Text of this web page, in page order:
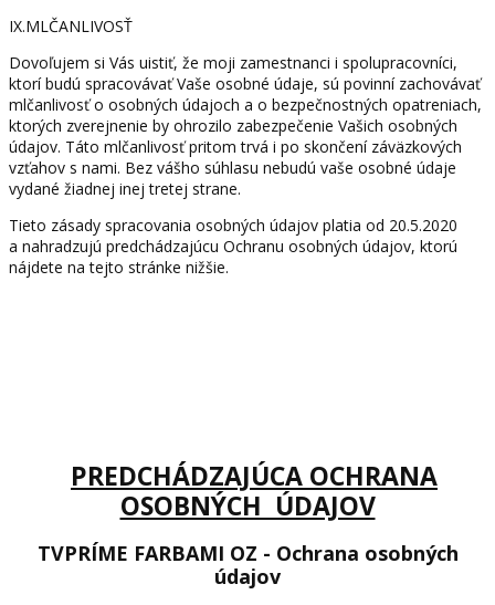
IX.MLČANLIVOSŤ
Dovoľujem si Vás uistiť, že moji zamestnanci i spolupracovníci,
ktorí budú spracovávať Vaše osobné údaje, sú povinní zachovávať
mlčanlivosť o osobných údajoch a o bezpečnostných opatreniach,
ktorých zverejnenie by ohrozilo zabezpečenie Vašich osobných
údajov. Táto mlčanlivosť pritom trvá i po skončení záväzkových
vzťahov s nami. Bez vášho súhlasu nebudú vaše osobné údaje
vydané žiadnej inej tretej strane.
Tieto zásady spracovania osobných údajov platia od 20.5.2020
a nahradzujú predchádzajúcu Ochranu osobných údajov, ktorú
nájdete na tejto stránke nižšie.
PREDCHÁDZAJÚCA OCHRANA
OSOBNÝCH ÚDAJOV
TVPRÍME FARBAMI OZ - Ochrana osobných
údajov